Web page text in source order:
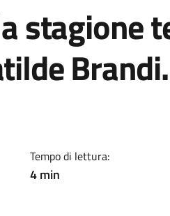
stagione
Brandi.
Tempo di lettura:
4 min